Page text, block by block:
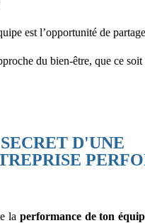
est l’opportunité de
du bien-être, que ce
D'UNE
la performance de ton